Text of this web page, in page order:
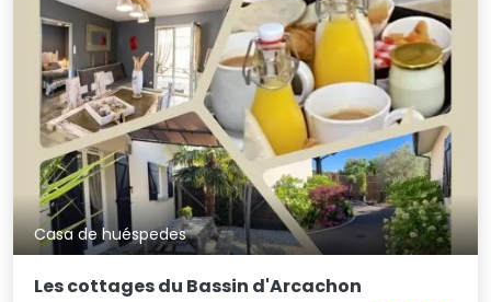
Casa de huéspedes
Les cottages du Bassin d'Arcachon